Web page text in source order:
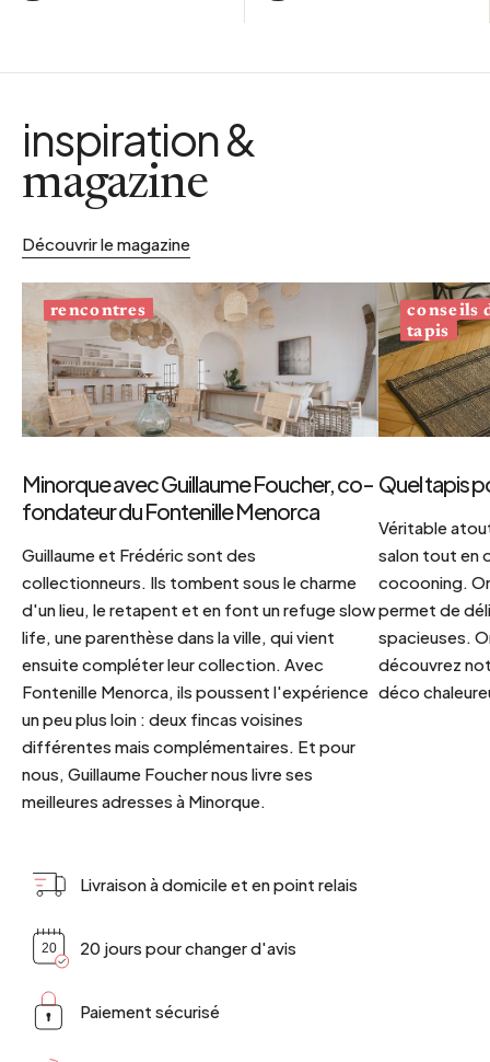
inspiration &
magazine
Découvrir le magazine
rencontres
Minorque avec Guillaume Foucher, co-
fondateur du Fontenille Menorca
Guillaume et Frédéric sont des
collectionneurs. Ils tombent sous le charme
d'un lieu, le retapent et en font un refuge slow
life, une parenthèse dans la ville, qui vient
ensuite compléter leur collection. Avec
Fontenille Menorca, ils poussent l'expérience
un peu plus loin : deux fincas voisines
différentes mais complémentaires. Et pour
nous, Guillaume Foucher nous livre ses
meilleures adresses à Minorque.
conseils
tapis
Quel tapis
Véritable
salon tout en
cocooning.
permet de
spacieuses.
découvrez
déco
Livraison à domicile et en point relais
20 jours pour changer d'avis
Paiement sécurisé